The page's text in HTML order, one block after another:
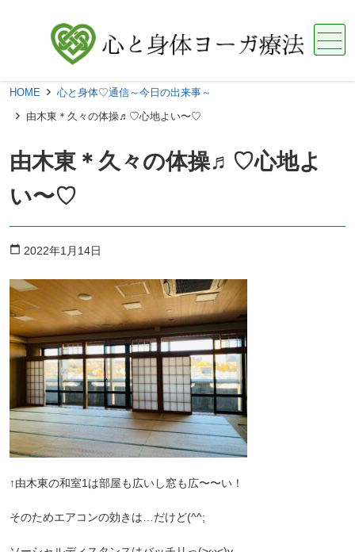
メニュー
HOME
心と身体♡通信～今日の出来事～
由木東＊久々の体操♬︎♡心地よい〜♡
由木東＊久々の体操♬︎♡心地よ
い〜♡
calendar_today 2022年1月14日
↑由木東の和室1は部屋も広いし窓も広〜〜い！
そのためエアコンの効きは…だけど(^^;